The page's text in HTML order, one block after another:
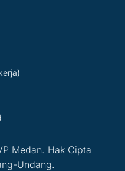
Medan. Hak Cipta
Undang.